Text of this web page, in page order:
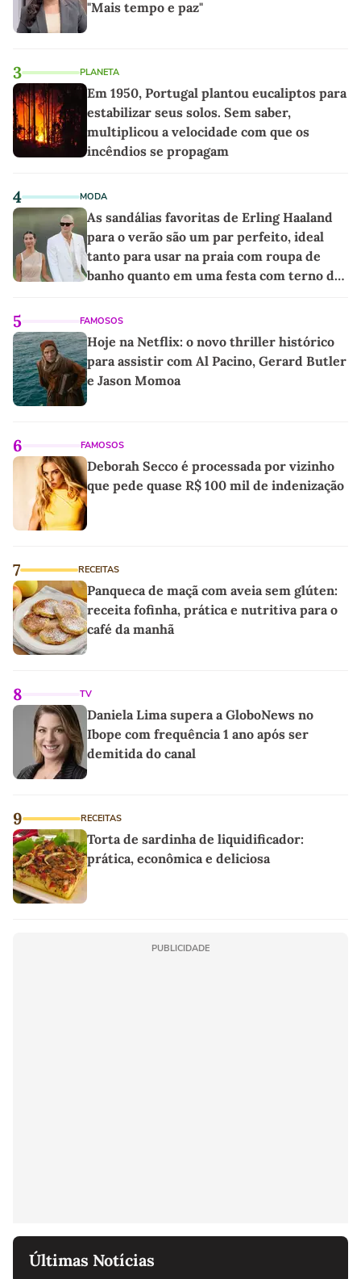
"Mais tempo e paz"
3 PLANETA
Em 1950, Portugal plantou eucaliptos para
estabilizar seus solos. Sem saber,
multiplicou a velocidade com que os
incêndios se propagam
4 MODA
As sandálias favoritas de Erling Haaland
para o verão são um par perfeito, ideal
tanto para usar na praia com roupa de
banho quanto em uma festa com terno de
5 FAMOSOS
Hoje na Netflix: o novo thriller histórico
para assistir com Al Pacino, Gerard Butler
e Jason Momoa
6 FAMOSOS
Deborah Secco é processada por vizinho
que pede quase R$ 100 mil de indenização
7 RECEITAS
Panqueca de maçã com aveia sem glúten:
receita fofinha, prática e nutritiva para o
café da manhã
8 TV
Daniela Lima supera a GloboNews no
Ibope com frequência 1 ano após ser
demitida do canal
9 RECEITAS
Torta de sardinha de liquidificador:
prática, econômica e deliciosa
PUBLICIDADE
Últimas Notícias